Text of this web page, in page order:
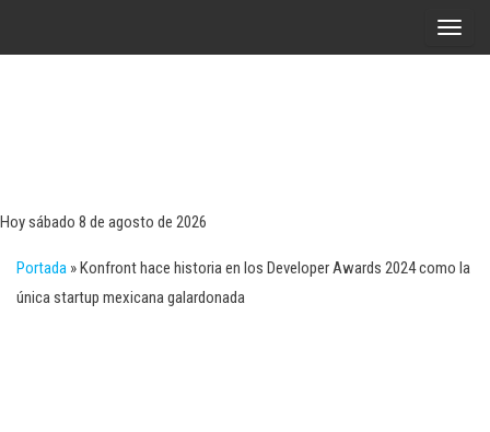
A
l
Hoy sábado 8 de agosto de 2026
Portada »Konfront hace historia en los Developer Awards 2024 como la
única startup mexicana galardonada